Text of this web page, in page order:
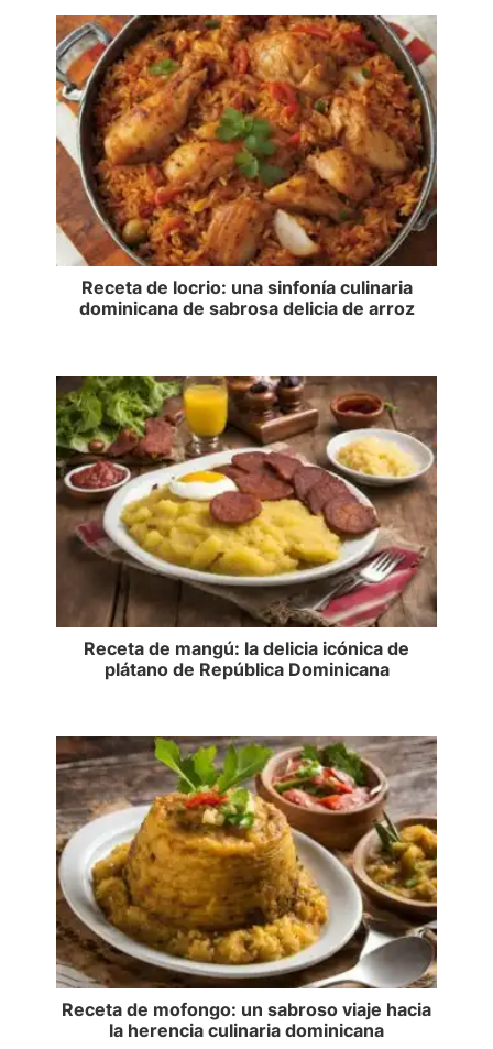
Receta de locrio: una sinfonía culinaria
dominicana de sabrosa delicia de arroz
Receta de mangú: la delicia icónica de
plátano de República Dominicana
Receta de mofongo: un sabroso viaje hacia
la herencia culinaria dominicana